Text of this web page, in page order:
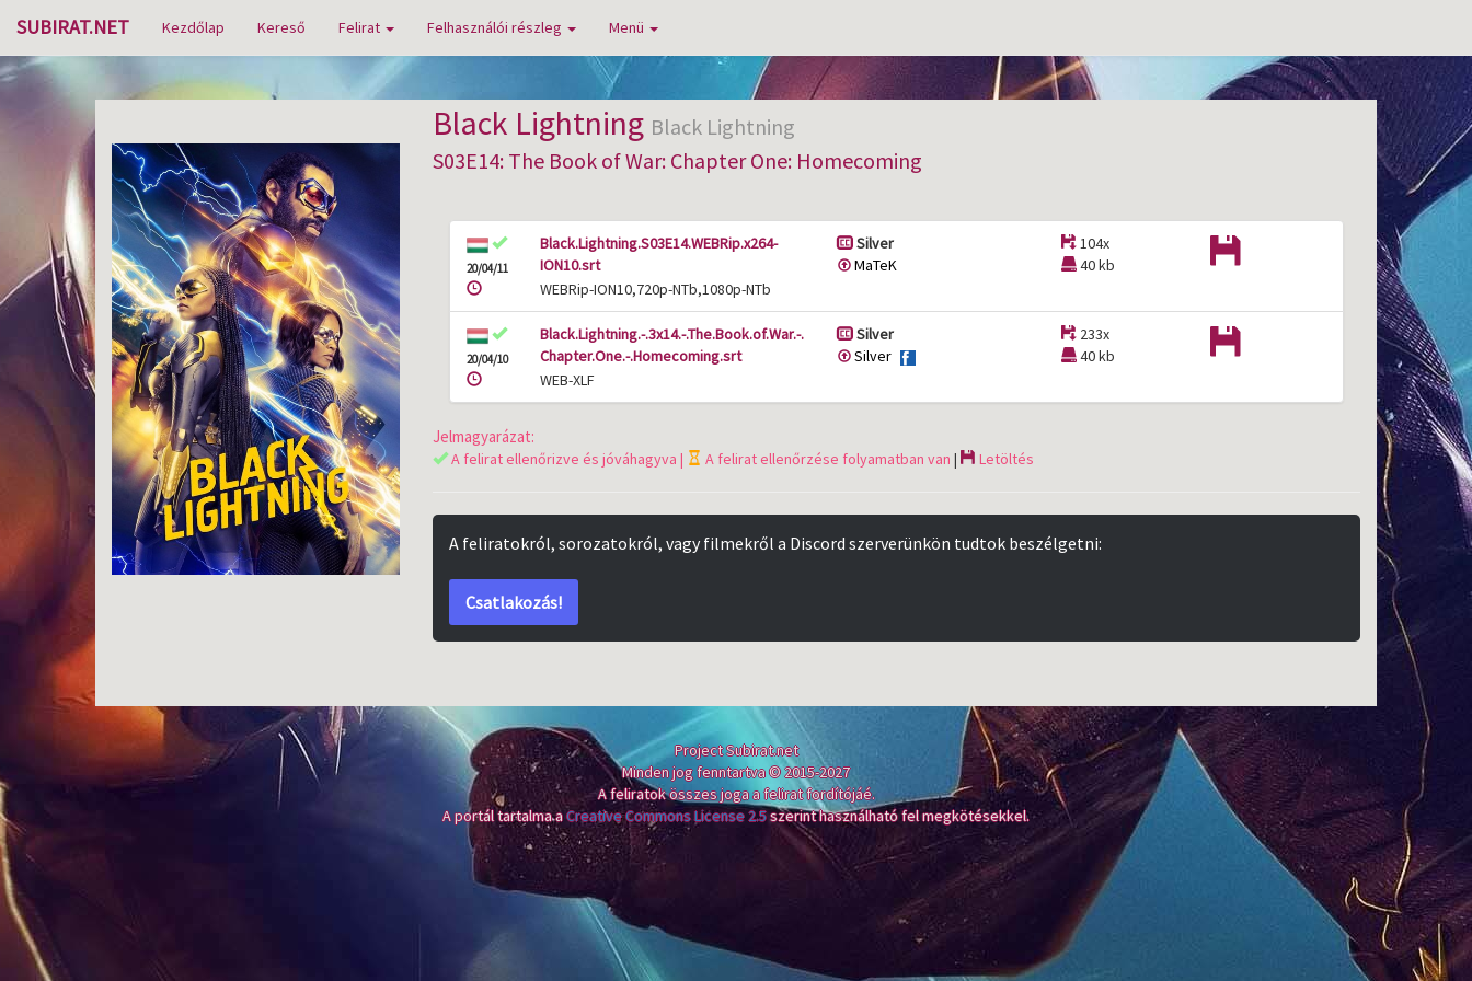
SUBIRAT.NET Kezdőlap Kereső Felirat Felhasználói részleg Menü
Black Lightning Black Lightning
S03E14: The Book of War: Chapter One: Homecoming
20/04/11
Black.Lightning.S03E14.WEBRip.x264-
ION10.srt
Silver
MaTeK
104x
40 kb
WEBRip-ION10,720p-NTb,1080p-NTb
20/04/10
Black.Lightning.-.3x14.-.The.Book.of.War.-.
Chapter.One.-.Homecoming.srt
Silver
Silver
233x
40 kb
WEB-XLF
Jelmagyarázat:
A felirat ellenőrizve és jóváhagyva | A felirat ellenőrzése folyamatban van | Letöltés
A feliratokról, sorozatokról, vagy filmekről a Discord szerverünkön tudtok beszélgetni:
Csatlakozás!
Project Subirat.net
Minden jog fenntartva © 2015-2027
A feliratok összes joga a felirat fordítójáé.
A portál tartalma aCreative Commons License 2.5szerint használható fel megkötésekkel.